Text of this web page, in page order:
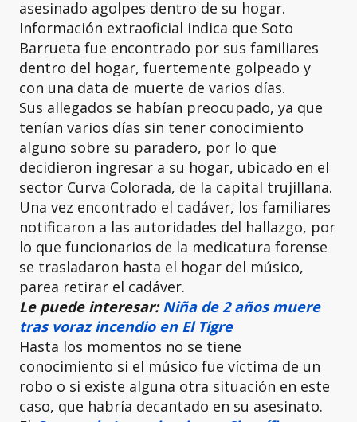
asesinado agolpes dentro de su hogar.
Información extraoficial indica que Soto
Barrueta fue encontrado por sus familiares
dentro del hogar, fuertemente golpeado y
con una data de muerte de varios días.
Sus allegados se habían preocupado, ya que
tenían varios días sin tener conocimiento
alguno sobre su paradero, por lo que
decidieron ingresar a su hogar, ubicado en el
sector Curva Colorada, de la capital trujillana.
Una vez encontrado el cadáver, los familiares
notificaron a las autoridades del hallazgo, por
lo que funcionarios de la medicatura forense
se trasladaron hasta el hogar del músico,
parea retirar el cadáver.
Le puede interesar: Niña de 2 años muere
tras voraz incendio en El Tigre
Hasta los momentos no se tiene
conocimiento si el músico fue víctima de un
robo o si existe alguna otra situación en este
caso, que habría decantado en su asesinato.